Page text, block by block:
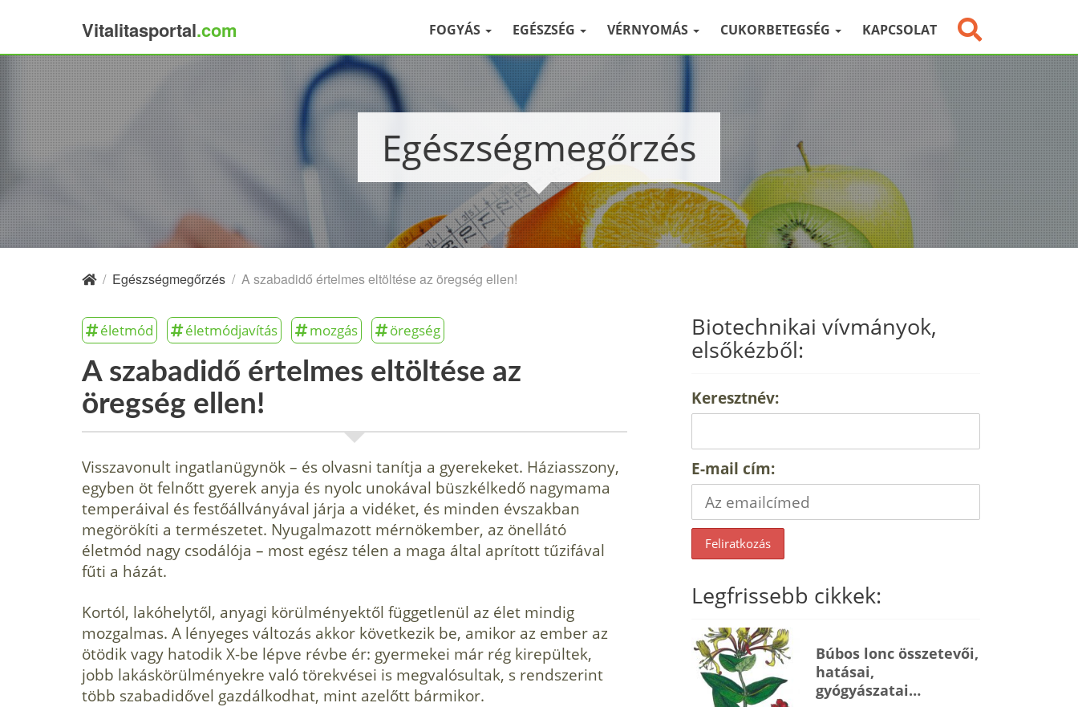
Vitalitasportal.com FOGYÁS EGÉSZSÉG VÉRNYOMÁS CUKORBETEGSÉG KAPCSOLAT
Egészségmegőrzés
/ Egészségmegőrzés / A szabadidő értelmes eltöltése az öregség ellen!
életmód életmódjavítás mozgás öregség
A szabadidő értelmes eltöltése az
öregség ellen!
Visszavonult ingatlanügynök – és olvasni tanítja a gyerekeket. Háziasszony,
egyben öt felnőtt gyerek anyja és nyolc unokával büszkélkedő nagymama
temperáival és festőállványával járja a vidéket, és minden évszakban
megörökíti a természetet. Nyugalmazott mérnökember, az önellátó
életmód nagy csodálója – most egész télen a maga által aprított tűzifával
fűti a házát.
Kortól, lakóhelytől, anyagi körülményektől függetlenül az élet mindig
mozgalmas. A lényeges változás akkor következik be, amikor az ember az
ötödik vagy hatodik X-be lépve révbe ér: gyermekei már rég kirepültek,
jobb lakáskörülményekre való törekvései is megvalósultak, s rendszerint
több szabadidővel gazdálkodhat, mint azelőtt bármikor.
Biotechnikai vívmányok,
elsőkézből:
Keresztnév:
E-mail cím:
Legfrissebb cikkek:
Búbos lonc összetevői,
hatásai,
gyógyászatai…
×